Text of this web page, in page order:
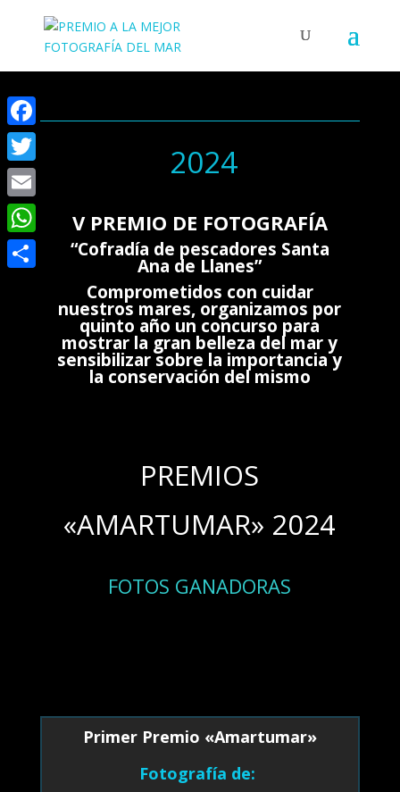
2024
V PREMIO DE FOTOGRAFÍA
“Cofradía de pescadores Santa
Ana de Llanes”
Comprometidos con cuidar
nuestros mares, organizamos por
quinto año un concurso para
mostrar la gran belleza del mar y
sensibilizar sobre la importancia y
la conservación del mismo
PREMIOS
«AMARTUMAR» 2024
FOTOS GANADORAS
Primer Premio «Amartumar»
Fotografía de:
Facebook
Twitter
Email
WhatsApp